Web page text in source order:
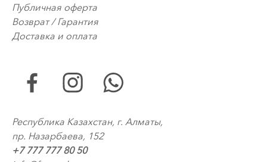
Публичная оферта
Возврат / Гарантия
Доставка и оплата
Республика Казахстан, г. Алматы,
пр. Назарбаева, 152
+7 777 777 80 50